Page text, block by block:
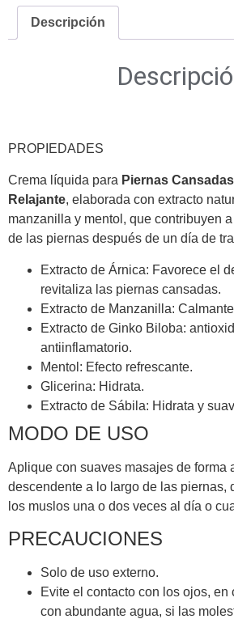
Descripción
PROPIEDADES
Crema líquida para Piernas
Relajante, elaborada con extracto
manzanilla y mentol, que contribuyen
de las piernas después de un día de
Extracto de Árnica: Favorece el
revitaliza las piernas cansadas.
Extracto de Manzanilla:
Extracto de Ginko Biloba:
antiinflamatorio.
Mentol: Efecto refrescante.
Glicerina: Hidrata.
Extracto de Sábila: Hidrata y
MODO DE USO
Aplique con suaves masajes de forma
descendente a lo largo de las piernas,
los muslos una o dos veces al día o
PRECAUCIONES
Solo de uso externo.
Evite el contacto con los ojos, en
con abundante agua, si las